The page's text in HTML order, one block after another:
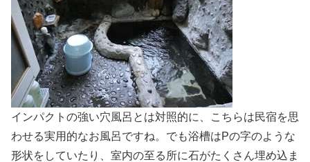
インパクトの強い穴風呂とは対照的に、こちらは民宿を思
わせる実用的なお風呂ですね。でも浴槽はPの字のような
形状をしていたり、室内の至る所に石がたくさん埋め込ま